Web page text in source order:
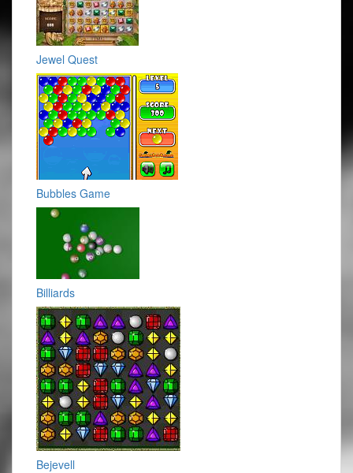
Jewel Quest
Bubbles Game
Billiards
Bejevell